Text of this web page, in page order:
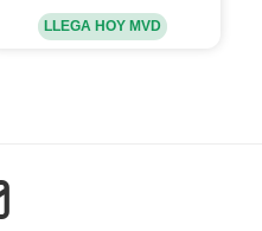
LLEGA HOY MVD